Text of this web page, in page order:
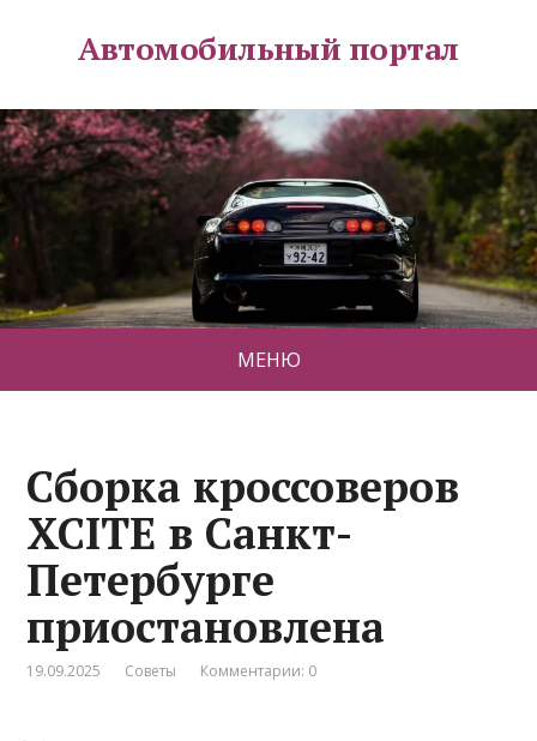
Автомобильный портал
МЕНЮ
Сборка кроссоверов
XCITE в Санкт-
Петербурге
приостановлена
19.09.2025 Советы Комментарии: 0